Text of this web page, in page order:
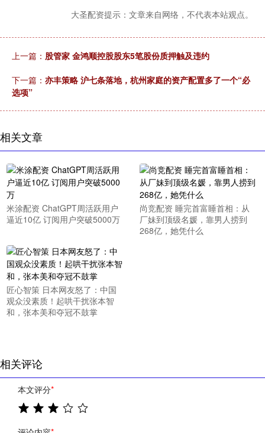
大圣配资提示：文章来自网络，不代表本站观点。
上一篇： 股管家 金鸿顺控股股东5笔股份质押触及违约
下一篇： 亦丰策略 沪七条落地，杭州家庭的资产配置多了一个“必
选项”
相关文章
米涂配资 ChatGPT周活跃用户
逼近10亿 订阅用户突破5000万
尚竞配资 睡完首富睡首相：从
厂妹到顶级名媛，靠男人捞到
268亿，她凭什么
匠心智策 日本网友怒了：中国
观众没素质！起哄干扰张本智
和，张本美和夺冠不鼓掌
相关评论
本文评分*